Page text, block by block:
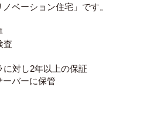
ベーション住宅」です。
査
に対し2年以上の保証
ーバーに保管